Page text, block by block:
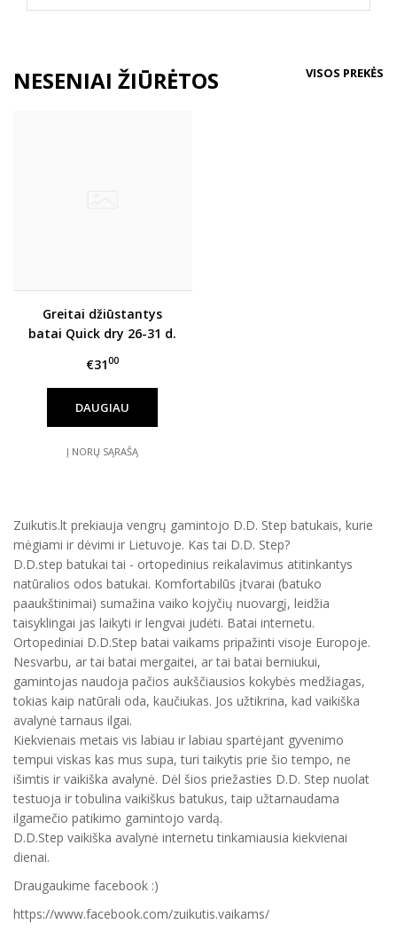
NESENIAI ŽIŪRĖTOS VISOS PREKĖS
Greitai džiūstantys
batai Quick dry 26-31 d.
€3100
DAUGIAU
Į NORŲ SĄRAŠĄ
Zuikutis.lt prekiauja vengrų gamintojo D.D. Step batukais, kurie
mėgiami ir dėvimi ir Lietuvoje. Kas tai D.D. Step?
D.D.step batukai tai - ortopedinius reikalavimus atitinkantys
natūralios odos batukai. Komfortabilūs įtvarai (batuko
paaukštinimai) sumažina vaiko kojyčių nuovargį, leidžia
taisyklingai jas laikyti ir lengvai judėti. Batai internetu.
Ortopediniai D.D.Step batai vaikams pripažinti visoje Europoje.
Nesvarbu, ar tai batai mergaitei, ar tai batai berniukui,
gamintojas naudoja pačios aukščiausios kokybės medžiagas,
tokias kaip natūrali oda, kaučiukas. Jos užtikrina, kad vaikiška
avalynė tarnaus ilgai.
Kiekvienais metais vis labiau ir labiau spartėjant gyvenimo
tempui viskas kas mus supa, turi taikytis prie šio tempo, ne
išimtis ir vaikiška avalynė. Dėl šios priežasties D.D. Step nuolat
testuoja ir tobulina vaikiškus batukus, taip užtarnaudama
ilgamečio patikimo gamintojo vardą.
D.D.Step vaikiška avalynė internetu tinkamiausia kiekvienai
dienai.
Draugaukime facebook :)
https://www.facebook.com/zuikutis.vaikams/